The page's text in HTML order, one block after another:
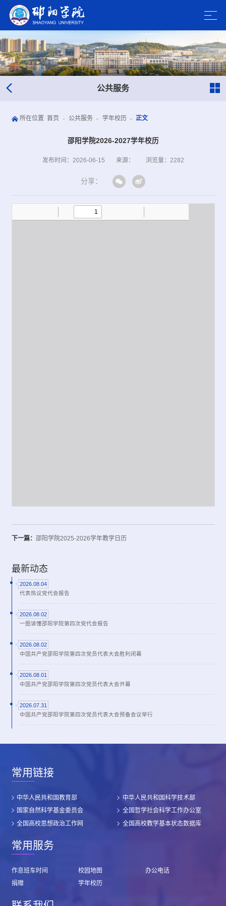
公共服务
所在位置 首页 公共服务 学年校历 正文
邵阳学院2026-2027学年校历
发布时间：2026-06-15 来源： 浏览量： 2282
分享：
下一篇： 邵阳学院2025-2026学年教学日历
最新动态
2026.08.04
代表热议党代会报告
2026.08.02
一图读懂邵阳学院第四次党代会报告
2026.08.02
中国共产党邵阳学院第四次党员代表大会胜利闭幕
2026.08.01
中国共产党邵阳学院第四次党员代表大会开幕
2026.07.31
中国共产党邵阳学院第四次党员代表大会预备会议举行
常用链接
中华人民共和国教育部
中华人民共和国科学技术部
国家自然科学基金委员会
全国哲学社会科学工作办公室
全国高校思想政治工作网
全国高校教学基本状态数据库
常用服务
作息班车时间 校园地图
办公电话
捐赠
学年校历